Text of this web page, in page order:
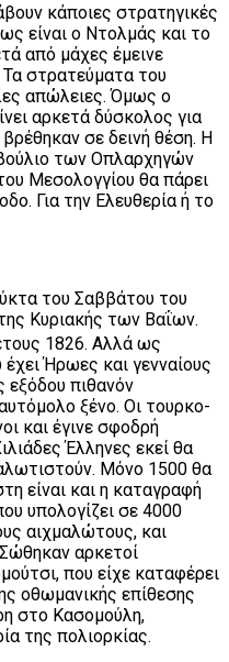
κάποιες στρατηγικές
είναι ο Ντολμάς και το
από μάχες έμεινε
στρατεύματα του
απώλειες. Όμως ο
αρκετά δύσκολος για
σε δεινή θέση. Η
των Οπλαρχηγών
Μεσολογγίου θα πάρει
Για την Ελευθερία ή το
του Σαββάτου του
Κυριακής των Βαΐων.
1826. Αλλά ως
Ήρωες και γενναίους
εξόδου πιθανόν
ξένο. Οι τουρκο-
και έγινε σφοδρή
Έλληνες εκεί θα
Μόνο 1500 θα
είναι και η καταγραφή
υπολογίζει σε 4000
αιχμαλώτους, και
αρκετοί
που είχε καταφέρει
οθωμανικής επίθεσης
στο Κασομούλη,
της πολιορκίας.